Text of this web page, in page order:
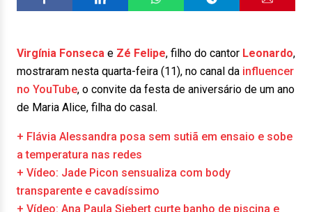
Virgínia Fonseca e Zé Felipe, filho do cantor Leonardo,
mostraram nesta quarta-feira (11), no canal da influencer
no YouTube, o convite da festa de aniversário de um ano
de Maria Alice, filha do casal.
+ Flávia Alessandra posa sem sutiã em ensaio e sobe
a temperatura nas redes
+ Vídeo: Jade Picon sensualiza com body
transparente e cavadíssimo
+ Vídeo: Ana Paula Siebert curte banho de piscina e